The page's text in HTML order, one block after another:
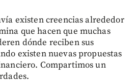
existen creencias alrededor
que hacen que muchas
dónde reciben sus
existen nuevas propuestas
Compartimos un